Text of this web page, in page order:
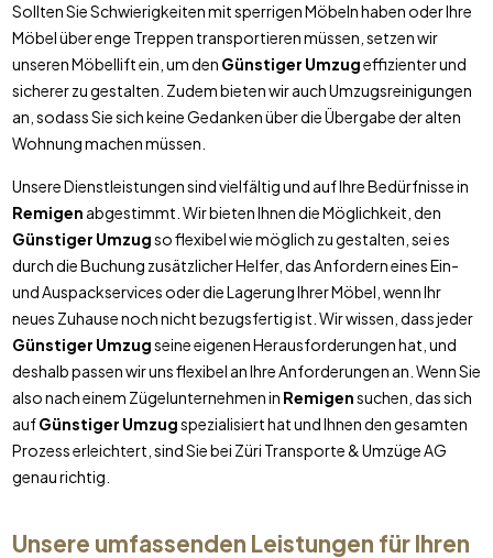
Sollten Sie Schwierigkeiten mit sperrigen Möbeln haben oder Ihre
Möbel über enge Treppen transportieren müssen, setzen wir
unseren Möbellift ein, um den Günstiger Umzugeffizienter und
sicherer zu gestalten. Zudem bieten wir auch Umzugsreinigungen
an, sodass Sie sich keine Gedanken über die Übergabe der alten
Wohnung machen müssen.
Unsere Dienstleistungen sind vielfältig und auf Ihre Bedürfnisse in
Remigen abgestimmt. Wir bieten Ihnen die Möglichkeit, den
Günstiger Umzugso flexibel wie möglich zu gestalten, sei es
durch die Buchung zusätzlicher Helfer, das Anfordern eines Ein-
und Auspackservices oder die Lagerung Ihrer Möbel, wenn Ihr
neues Zuhause noch nicht bezugsfertig ist. Wir wissen, dass jeder
Günstiger Umzugseine eigenen Herausforderungen hat, und
deshalb passen wir uns flexibel an Ihre Anforderungen an. Wenn Sie
also nach einem Zügelunternehmen in Remigensuchen, das sich
aufGünstiger Umzugspezialisiert hat und Ihnen den gesamten
Prozess erleichtert, sind Sie bei Züri Transporte & Umzüge AG
genau richtig.
Unsere umfassenden Leistungen für Ihren